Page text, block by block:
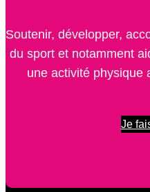
Soutenir, développer,
du sport et notamment
une activité physique
Je